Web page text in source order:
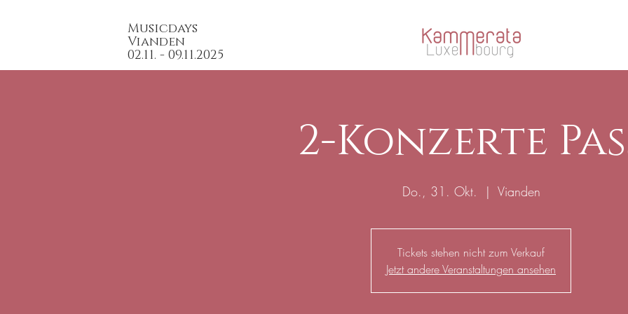
Musicdays
Vianden
02.11. - 09.11.2025
2-Konzerte
Do., 31. Okt.
  |
Vianden
Tickets stehen nicht zum Verkauf
Jetzt andere Veranstaltungen ansehen